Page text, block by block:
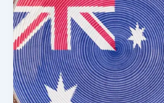
ス
ト
ラ
リ
ア
料
理